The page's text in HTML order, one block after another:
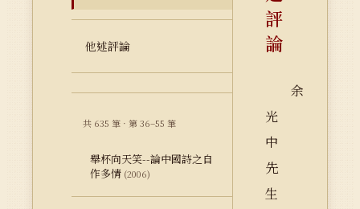
他述評論
共 635 筆 · 第 36–55 筆
舉杯向天笑--論中國詩之自
作多情 (2006)
評
論
余
光
中
先
生